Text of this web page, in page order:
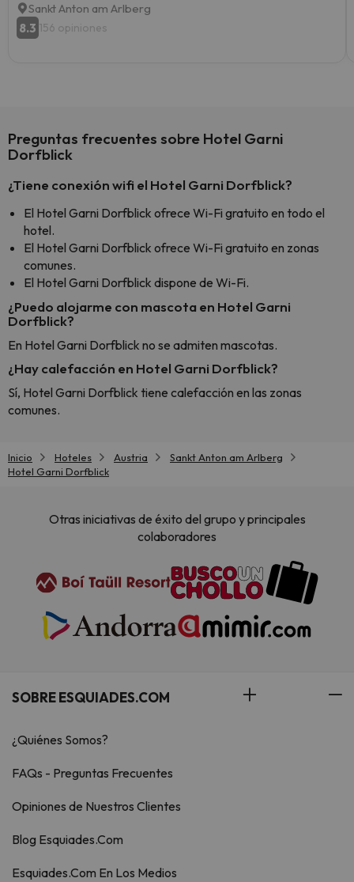
Sankt Anton am Arlberg
8.3 156 opiniones
Preguntas frecuentes sobre Hotel Garni
Dorfblick
¿Tiene conexión wifi el Hotel Garni Dorfblick?
El Hotel Garni Dorfblick ofrece Wi-Fi gratuito en todo el
hotel.
El Hotel Garni Dorfblick ofrece Wi-Fi gratuito en zonas
comunes.
El Hotel Garni Dorfblick dispone de Wi-Fi.
¿Puedo alojarme con mascota en Hotel Garni
Dorfblick?
En Hotel Garni Dorfblick no se admiten mascotas.
¿Hay calefacción en Hotel Garni Dorfblick?
Sí, Hotel Garni Dorfblick tiene calefacción en las zonas
comunes.
Inicio Hoteles Austria
Sankt Anton am Arlberg
Hotel Garni Dorfblick
Otras iniciativas de éxito del grupo y principales
colaboradores
SOBRE ESQUIADES.COM
¿Quiénes Somos?
FAQs - Preguntas Frecuentes
Opiniones de Nuestros Clientes
Blog Esquiades.Com
Esquiades.Com En Los Medios